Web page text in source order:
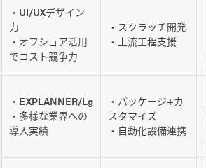
・UI/UXデザイン
力
・オフショア活用
でコスト競争力
・スクラッチ開発
・上流工程支援
・EXPLANNER/Lg
・多様な業界への
導入実績
・パッケージ+カ
スタマイズ
・自動化設備連携